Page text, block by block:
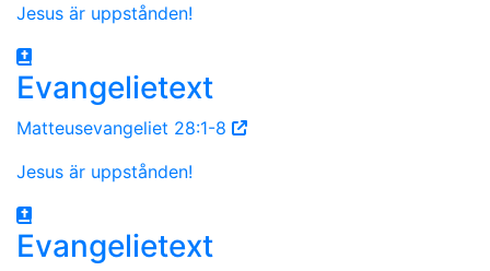
Jesus är uppstånden!
Evangelietext
Matteusevangeliet 28:1-8
Jesus är uppstånden!
Evangelietext